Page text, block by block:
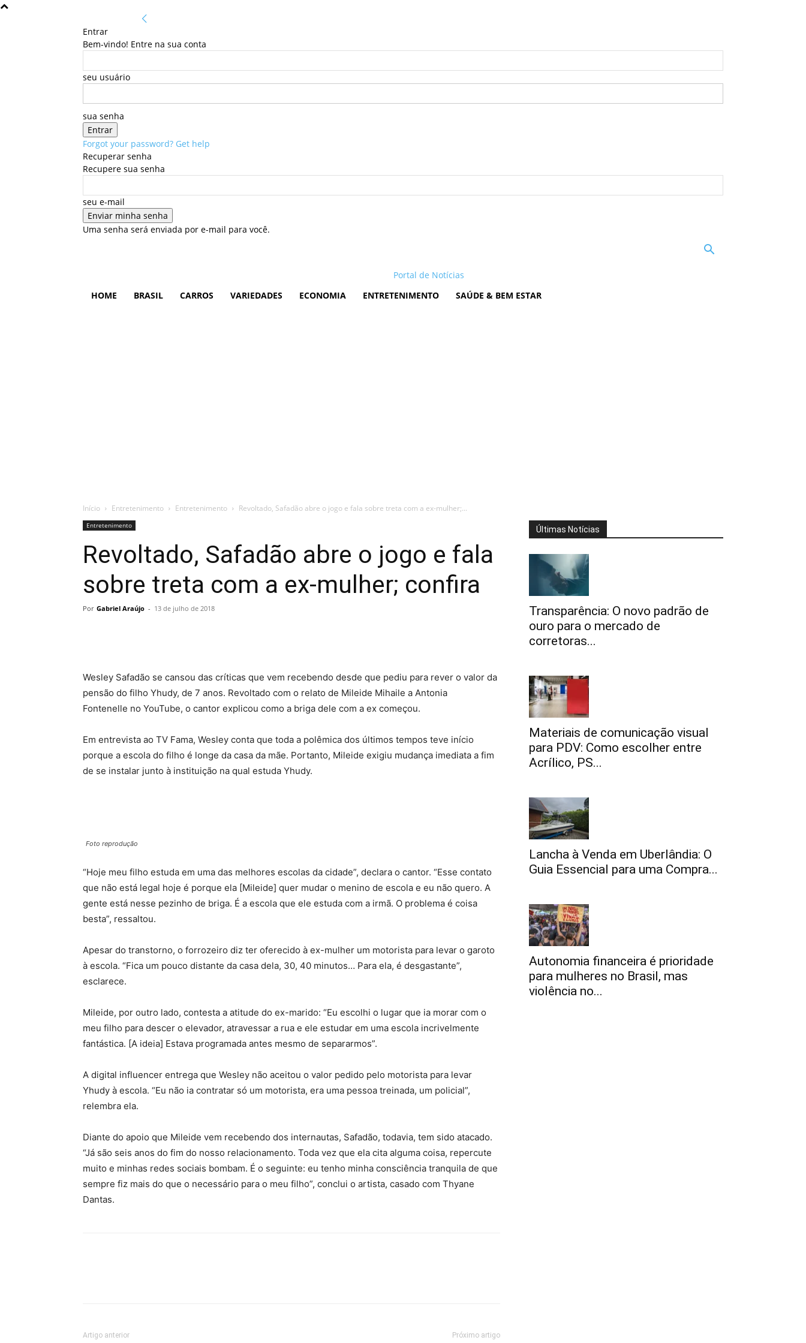
Entrar
Bem-vindo! Entre na sua conta
seu usuário
sua senha
Forgot your password? Get help
Recuperar senha
Recupere sua senha
seu e-mail
Uma senha será enviada por e-mail para você.
Portal de Notícias
HOME
BRASIL CARROS VARIEDADES ECONOMIA ENTRETENIMENTO SAÚDE & BEM ESTAR
Início Entretenimento Entretenimento Revoltado, Safadão abre o jogo e fala sobre treta com a ex-mulher;...
Entretenimento
Revoltado, Safadão abre o jogo e fala
sobre treta com a ex-mulher; confira
Por Gabriel Araújo - 13 de julho de 2018
Wesley Safadão se cansou das críticas que vem recebendo desde que pediu para rever o valor da
pensão do filho Yhudy, de 7 anos. Revoltado com o relato de Mileide Mihaile a Antonia
Fontenelle no YouTube, o cantor explicou como a briga dele com a ex começou.
Em entrevista ao TV Fama, Wesley conta que toda a polêmica dos últimos tempos teve início
porque a escola do filho é longe da casa da mãe. Portanto, Mileide exigiu mudança imediata a fim
de se instalar junto à instituição na qual estuda Yhudy.
Foto reprodução
“Hoje meu filho estuda em uma das melhores escolas da cidade”, declara o cantor. “Esse contato
que não está legal hoje é porque ela [Mileide] quer mudar o menino de escola e eu não quero. A
gente está nesse pezinho de briga. É a escola que ele estuda com a irmã. O problema é coisa
besta”, ressaltou.
Apesar do transtorno, o forrozeiro diz ter oferecido à ex-mulher um motorista para levar o garoto
à escola. “Fica um pouco distante da casa dela, 30, 40 minutos… Para ela, é desgastante”,
esclarece.
Mileide, por outro lado, contesta a atitude do ex-marido: “Eu escolhi o lugar que ia morar com o
meu filho para descer o elevador, atravessar a rua e ele estudar em uma escola incrivelmente
fantástica. [A ideia] Estava programada antes mesmo de separarmos”.
A digital influencer entrega que Wesley não aceitou o valor pedido pelo motorista para levar
Yhudy à escola. “Eu não ia contratar só um motorista, era uma pessoa treinada, um policial”,
relembra ela.
Diante do apoio que Mileide vem recebendo dos internautas, Safadão, todavia, tem sido atacado.
“Já são seis anos do fim do nosso relacionamento. Toda vez que ela cita alguma coisa, repercute
muito e minhas redes sociais bombam. É o seguinte: eu tenho minha consciência tranquila de que
sempre fiz mais do que o necessário para o meu filho”, conclui o artista, casado com Thyane
Dantas.
Artigo anterior Próximo artigo
Últimas Notícias
Transparência: O novo padrão de
ouro para o mercado de
corretoras...
Materiais de comunicação visual
para PDV: Como escolher entre
Acrílico, PS...
Lancha à Venda em Uberlândia: O
Guia Essencial para uma Compra...
Autonomia financeira é prioridade
para mulheres no Brasil, mas
violência no...